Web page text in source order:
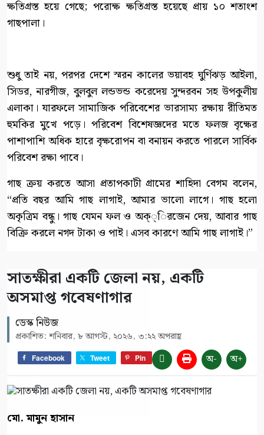
ক্ষতিগ্রস্ত হয়ে গেছে; পরোক্ষ ক্ষতিগ্রস্ত হয়েছে প্রায় ১০ শতাংশ
গাছপালা।
শুধু তাই নয়, পরপর দেশে স্মরন কালের ভয়াবহ ঘুর্ণিঝড় আইলা,
সিডর, নারগীজ, বুলবুল লন্ডভন্ড করেদেয় সুন্দরবন সহ উপকুলীয়
এলাকা। যারফলে সামাজিক পরিবেশের ভারসাম্য রক্ষায় রীতিমত
হুমকির মুখে পড়ে। পরিবেশ বিশেষজ্ঞদের মতে ফলজ বৃক্ষের
পাশাপাশি অধিক হারে বৃক্ষরোপন বা বনায়ন করতে পারলে সার্বিক
পরিবেশ রক্ষা পাবে।
গাছ ক্রয় করতে আসা প্রতাপকাটী গ্রামের শাহিদা বেগম বলেন,
“প্রতি বছর আমি গাছ লাগাই, আমার ভালো লাগে। গাছ হলো
অকৃত্রিম বন্ধু। গাছ যেমন ফল ও অক্্িরজেন দেয়, আবার গাছ
বিক্রি করলে নগদ টাকা ও পাই। এসব কারণে আমি গাছ লাগাই।”
সাতক্ষীরা একটি জেলা নয়, একটি
অসমাপ্ত গবেষণাগার
ডেস্ক নিউজ
প্রকাশিত: শনিবার, ৮ আগস্ট, ২০২৬, ৩:২২ অপরাহ্ণ
Facebook Tweet Pin অ- অ+
মো. মামুন হাসান